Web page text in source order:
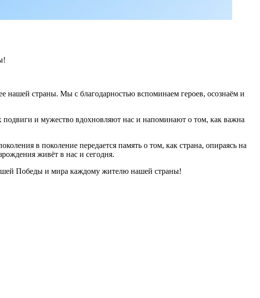
нашей страны. Мы с благодарностью вспоминаем героев, осознаём и
и мужество вдохновляют нас и напоминают о том, как важна
в поколение передается память о том, как страна, опираясь на
живёт в нас и сегодня.
Победы и мира каждому жителю нашей страны!